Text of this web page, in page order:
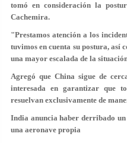
tomó en consideración la
Cachemira.
"Prestamos atención a los
tuvimos en cuenta su postura, así
una mayor escalada de la
Agregó que China sigue de
interesada en garantizar que
resuelvan exclusivamente de
India anuncia haber derribado
una aeronave propia